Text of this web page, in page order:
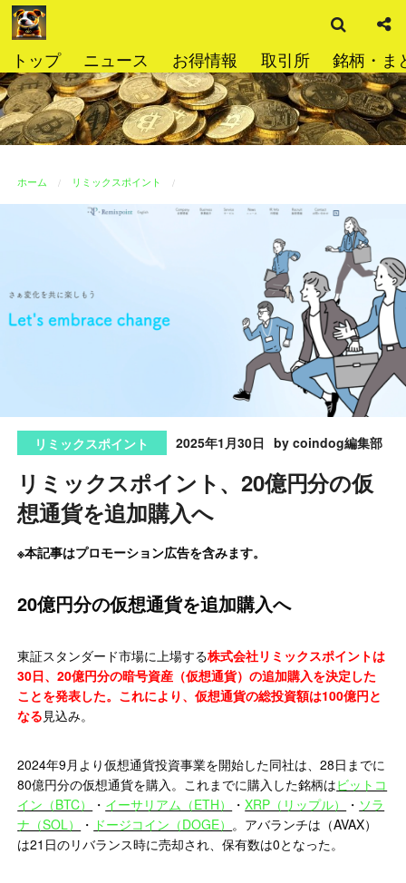
コ
ン
ン
ツ
へ
ス
プ
トップ ニュース お得情報 取引所 銘柄・ま
索
ホーム リミックスポイント
リミックスポイント 2025年1月30日 by coindog編集部
リミックスポイント、20億円分の仮
想通貨を追加購入へ
※本記事はプロモーション広告を含みます。
20億円分の仮想通貨を追加購入へ
東証スタンダード市場に上場する株式会社リミックスポイントは
30日、20億円分の暗号資産（仮想通貨）の追加購入を決定した
ことを発表した。これにより、仮想通貨の総投資額は100億円と
なる 見込み。
2024年9月より仮想通貨投資事業を開始した同社は、28日までに
80億円分の仮想通貨を購入。これまでに購入した銘柄はビットコ
イン（BTC）
・ イーサリアム（ETH） ・XRP（リップル） ・ ソラ
ナ（SOL）
・ ドージコイン（DOGE） 。アバランチは（AVAX）
は21日のリバランス時に売却され、保有数は0となった。